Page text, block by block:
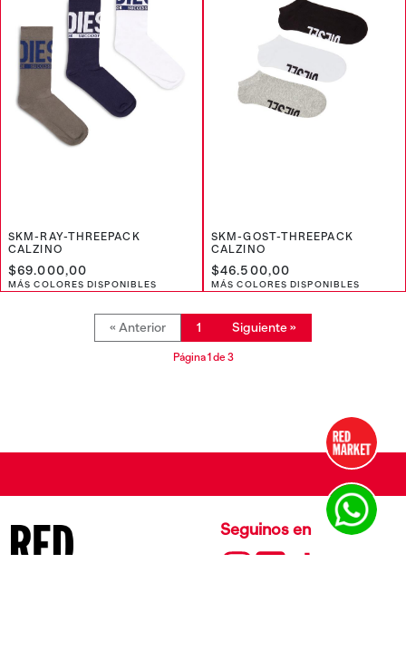
SKM-RAY-THREEPACK
CALZINO
$69.000,00
MÁS COLORES DISPONIBLES
SKM-GOST-THREEPACK
CALZINO
$46.500,00
MÁS COLORES DISPONIBLES
« Anterior 1 Siguiente »
Página 1 de 3
Seguinos en